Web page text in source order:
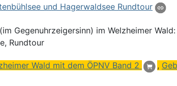
und Hagerwaldsee Rundtour
Gegenuhrzeigersinn) im Welzheimer Wald:
Rundtour
Wald mit dem ÖPNV Band 2 ,